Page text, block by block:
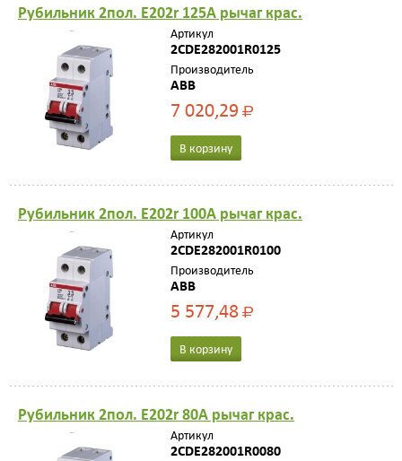
Рубильник 2пол. E202r 125A рычаг крас.
Артикул
2CDE282001R0125
Производитель
ABB
7 020,29Р
В корзину
Рубильник 2пол. E202r 100A рычаг крас.
Артикул
2CDE282001R0100
Производитель
ABB
5 577,48Р
В корзину
Рубильник 2пол. E202r 80A рычаг крас.
Артикул
2CDE282001R0080